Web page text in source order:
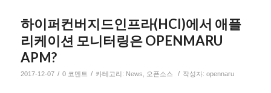
하이퍼컨버지드인프라(HCI)에서 애플
리케이션 모니터링은 OPENMARU
APM?
2017-12-07 / 0 코멘트 / 카테고리: News 오픈소스 / 작성자: opennaru